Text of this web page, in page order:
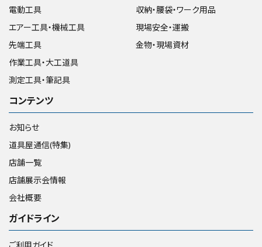
電動工具
エアー工具・機械工具
先端工具
作業工具・大工道具
測定工具・筆記具
収納・腰袋・ワーク用品
現場安全・運搬
金物・現場資材
コンテンツ
お知らせ
道具屋通信(特集)
店舗一覧
店舗展示会情報
会社概要
ガイドライン